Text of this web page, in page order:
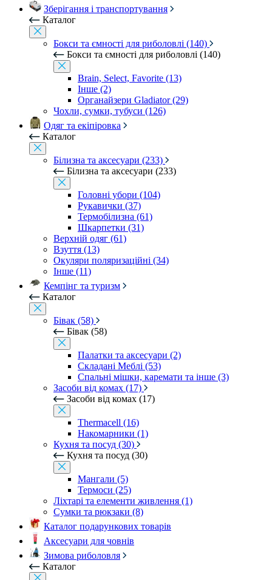
Зберігання і транспортування
Каталог
Бокси та ємності для риболовлі (140)
Бокси та ємності для риболовлі (140)
Brain, Select, Favorite (13)
Інше (2)
Органайзери Gladiator (29)
Чохли, сумки, тубуси (126)
Одяг та екіпіровка
Каталог
Білизна та аксесуари (233)
Білизна та аксесуари (233)
Головні убори (104)
Рукавички (37)
Термобілизна (61)
Шкарпетки (31)
Верхній одяг (61)
Взуття (13)
Окуляри поляризаційні (34)
Інше (11)
Кемпінг та туризм
Каталог
Бівак (58)
Бівак (58)
Палатки та аксесуари (2)
Складані Меблі (53)
Спальні мішки, каремати та інше (3)
Засоби від комах (17)
Засоби від комах (17)
Thermacell (16)
Накомарники (1)
Кухня та посуд (30)
Кухня та посуд (30)
Мангали (5)
Термоси (25)
Ліхтарі та елементи живлення (1)
Сумки та рюкзаки (8)
Каталог подарункових товарів
Аксесуари для човнів
Зимова риболовля
Каталог